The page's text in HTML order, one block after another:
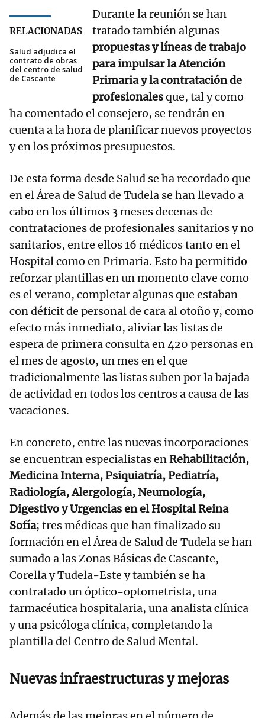
RELACIONADAS
Salud adjudica el
contrato de obras
del centro de salud
de Cascante
Durante la reunión se han
tratado también algunas
propuestas y líneas de trabajo
para impulsar la Atención
Primaria y la contratación de
profesionalesque, tal y como
ha comentado el consejero, se tendrán en
cuenta a la hora de planificar nuevos proyectos
y en los próximos presupuestos.
De esta forma desde Salud se ha recordado que
en el Área de Salud de Tudela se han llevado a
cabo en los últimos 3 meses decenas de
contrataciones de profesionales sanitarios y no
sanitarios, entre ellos 16 médicos tanto en el
Hospital como en Primaria. Esto ha permitido
reforzar plantillas en un momento clave como
es el verano, completar algunas que estaban
con déficit de personal de cara al otoño y, como
efecto más inmediato, aliviar las listas de
espera de primera consulta en 420 personas en
el mes de agosto, un mes en el que
tradicionalmente las listas suben por la bajada
de actividad en todos los centros a causa de las
vacaciones.
En concreto, entre las nuevas incorporaciones
se encuentran especialistas enRehabilitación,
Medicina Interna, Psiquiatría, Pediatría,
Radiología, Alergología, Neumología,
Digestivo y Urgencias en el Hospital Reina
Sofía; tres médicas que han finalizado su
formación en el Área de Salud de Tudela se han
sumado a las Zonas Básicas de Cascante,
Corella y Tudela-Este y también se ha
contratado un óptico-optometrista, una
farmacéutica hospitalaria, una analista clínica
y una psicóloga clínica, completando la
plantilla del Centro de Salud Mental.
Nuevas infraestructuras y mejoras